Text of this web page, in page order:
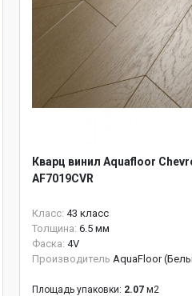
Кварц винил Aquafloor
AF7019CVR
Класс: 43 класс
Толщина: 6.5 мм
Фаска: 4V
Производитель AquaFloor
Площадь упаковки: 2.07 м2